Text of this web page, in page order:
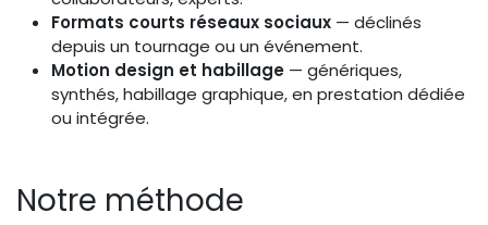
Formats courts réseaux sociaux — déclinés
depuis un tournage ou un événement.
Motion design et habillage — génériques,
synthés, habillage graphique, en prestation dédiée
ou intégrée.
Notre méthode